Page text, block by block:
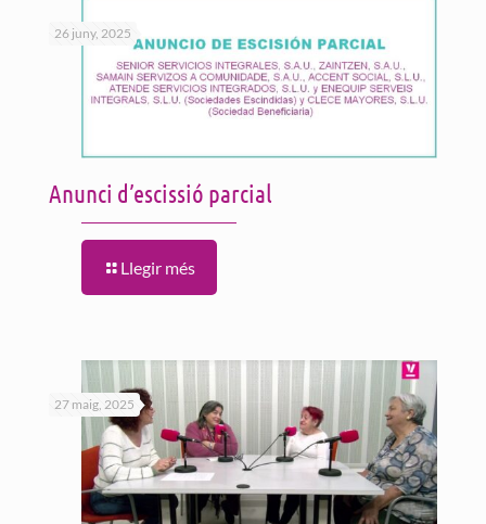
26 juny, 2025
Anunci d’escissió parcial
Llegir més
27 maig, 2025